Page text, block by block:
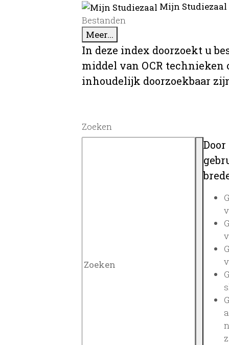
Mijn
Bestanden
Meer...
In deze index doorzoekt u
middel van OCR
inhoudelijk doorzoekbaar
Zoeken